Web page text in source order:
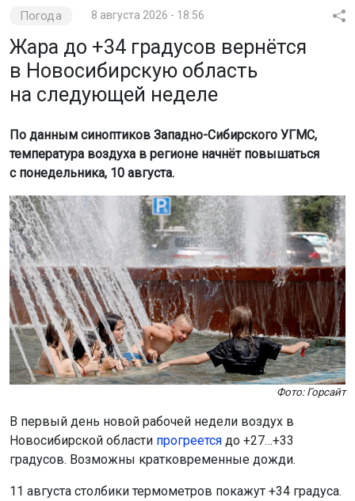
Погода 8 августа 2026 - 18:56
Жара до +34 градусов вернётся
в Новосибирскую область
на следующей неделе
По данным синоптиков Западно-Сибирского УГМС,
температура воздуха в регионе начнёт повышаться
с понедельника, 10 августа.
Фото: Горсайт
В первый день новой рабочей недели воздух в
Новосибирской области прогреется до +27…+33
градусов. Возможны кратковременные дожди.
11 августа столбики термометров покажут +34 градуса.